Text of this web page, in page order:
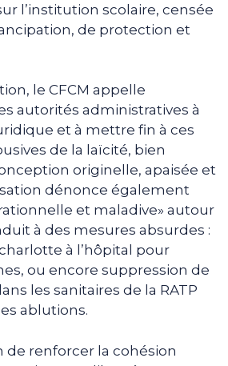
l’institution scolaire, censée
de protection et
le CFCM appelle
autorités administratives à
et à mettre fin à ces
de la laïcité, bien
originelle, apaisée et
dénonce également
et maladive» autour
à des mesures absurdes :
à l’hôpital pour
ou encore suppression de
les sanitaires de la RATP
ablutions.
de renforcer la cohésion